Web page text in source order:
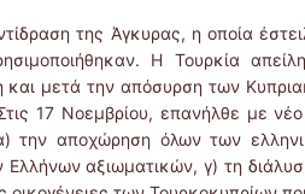
της Άγκυρας, η οποία
Η Τουρκία
και μετά την απόσυρση των
17 Νοεμβρίου, επανήλθε με
την αποχώρηση όλων των
αξιωματικών, γ) τη